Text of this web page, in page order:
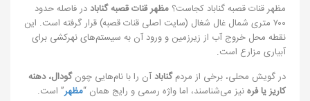
مظهر قنات قصبه گناباد کجاست؟ مظهر قنات قصبه گناباددر فاصله حدود
۷۰۰ متری شمال غال شغال (سایت اصلی قنات قصبه) قرار گرفته است. این
نقطه محل خروج آب از زیرزمین و ورود آن به سیستم‌های نهرکشی برای
آبیاری مزارع است.
در گویش محلی، برخی از مردمگنابادآن را با نام‌هایی چونگودال، دهنه
کاریز یا فرهنیز می‌شناسند، اما واژه رسمی و رایج همان “مظهر” است.